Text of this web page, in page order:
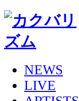
NEWS
LIVE